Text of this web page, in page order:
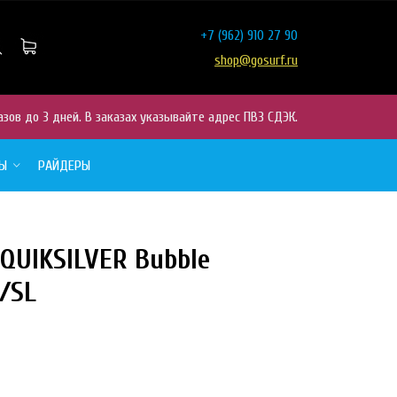
+7 (962) 910 27 90
shop@gosurf.ru
до 3 дней. В заказах указывайте адрес ПВЗ СДЭК.
РАЙДЕРЫ
Bubble
SL